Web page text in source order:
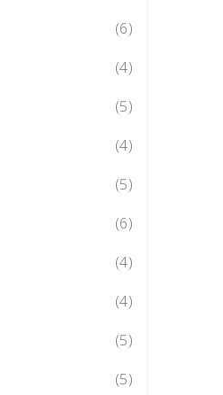
(6)
(4)
(5)
(4)
(5)
(6)
(4)
(4)
(5)
(5)